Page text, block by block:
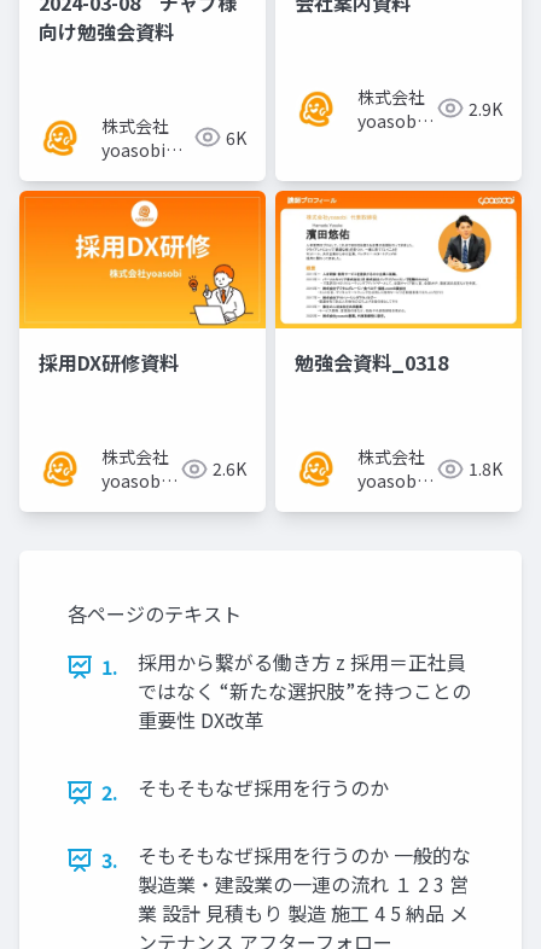
向け勉強会資料
株式会社
yoasobi／
様
6K
株式会社
yoasobi
2.9K
採用DX研修資料
株式会社
yoasobi
2.6K
勉強会資料_0318
株式会社
yoasobi
1.8K
各ページのテキスト
1.
採⽤から繋がる働き⽅ z 採⽤＝正社員
ではなく “新たな選択肢”を持つことの
重要性 DX改⾰
2. そもそもなぜ採⽤を⾏うのか
3.
そもそもなぜ採⽤を⾏うのか ⼀般的な
製造業‧建設業の⼀連の流れ １ 2 3 営
業 設計 ⾒積もり 製造 施⼯ 4 5 納品 メ
ンテナンス アフターフォロー